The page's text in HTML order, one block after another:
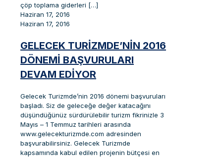
çöp toplama giderleri […]
Haziran 17, 2016
Haziran 17, 2016
GELECEK TURIZMDE’NIN 2016
DÖNEMI BAŞVURULARI
DEVAM EDIYOR
Gelecek Turizmde’nin 2016 dönemi başvuruları
başladı. Siz de geleceğe değer katacağını
düşündüğünüz sürdürülebilir turizm fikrinizle 3
Mayıs – 1 Temmuz tarihleri arasında
www.gelecekturizmde.com adresinden
başvurabilirsiniz. Gelecek Turizmde
kapsamında kabul edilen projenin bütçesi en